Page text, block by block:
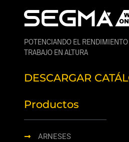
POTENCIANDO EL RENDIMIENTO
TRABAJO EN ALTURA
DESCARGAR
Productos
ARNESES